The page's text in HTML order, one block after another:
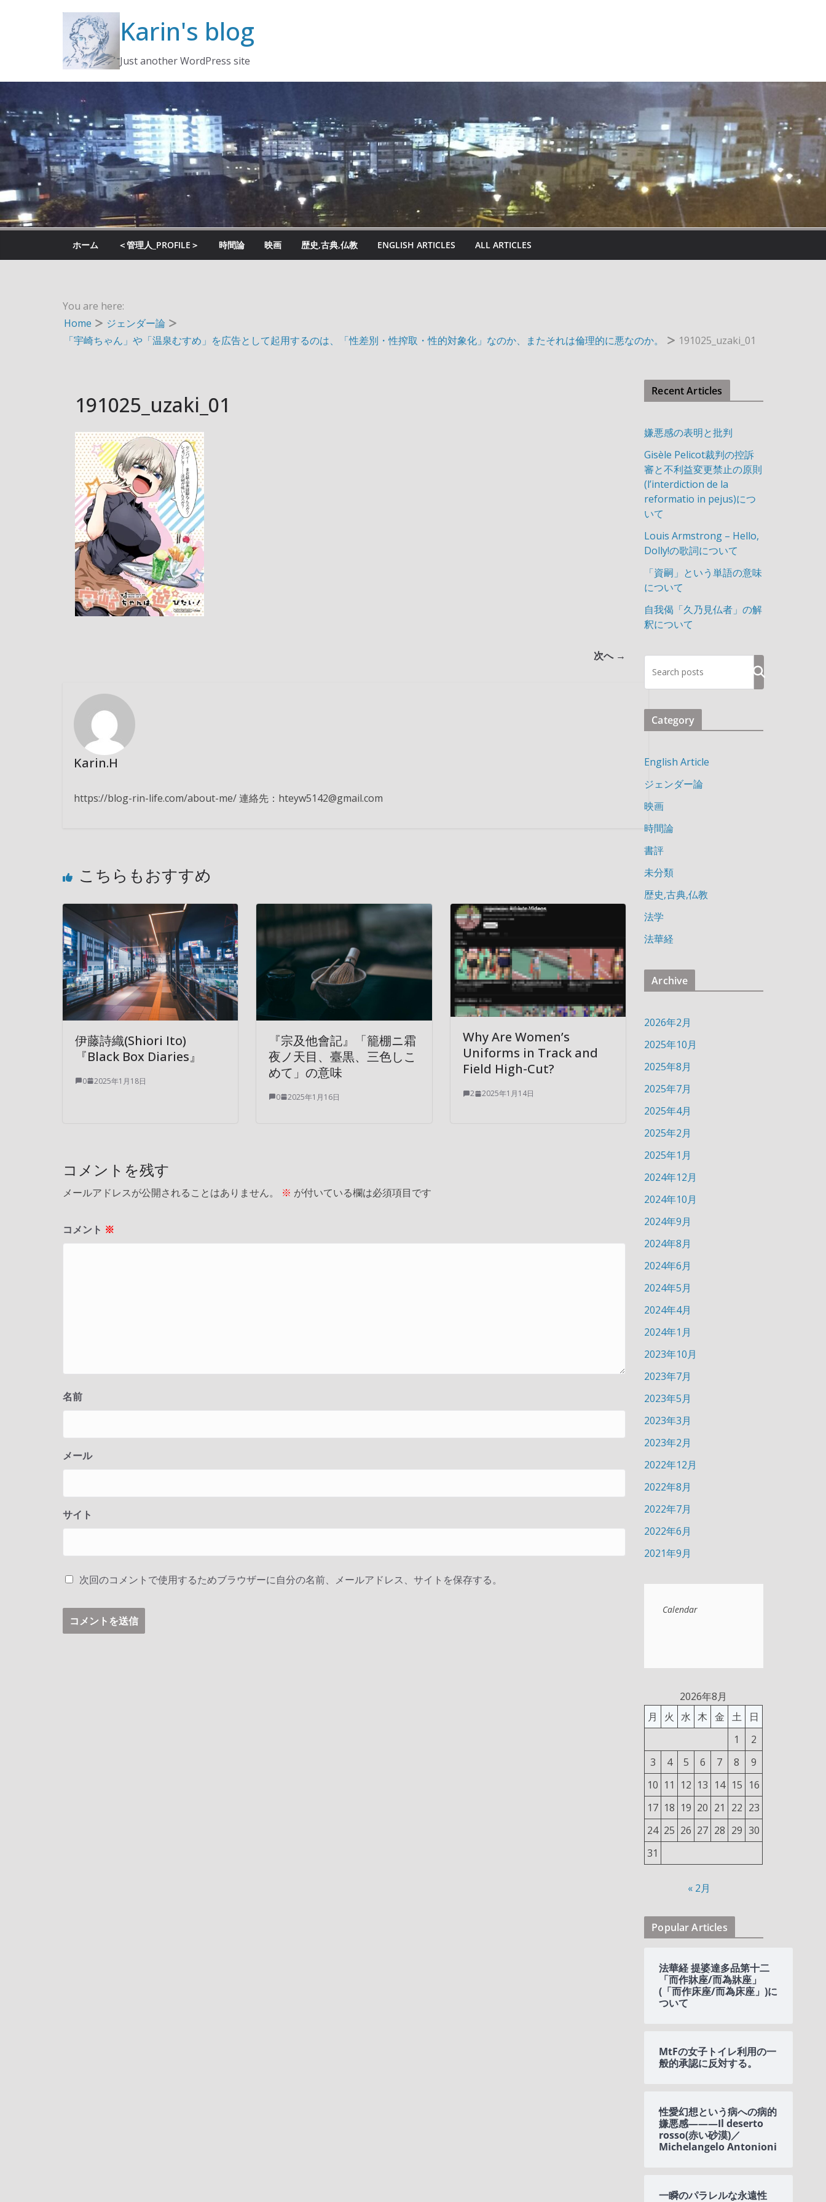
ス
キ
ッ
プ
Karin's blog
Just another WordPress site
ホーム ＜管理人_PROFILE＞ 時間論 映画 歴史,古典,仏教 ENGLISH ARTICLES ALL ARTICLES
You are here:
Home
ジェンダー論
「宇崎ちゃん」や「温泉むすめ」を広告として起用するのは、「性差別・性搾取・性的対象化」なのか、またそれは倫理的に悪なのか。
191025_uzaki_01
191025_uzaki_01
次へ →
Karin.H
https://blog-rin-life.com/about-me/ 連絡先：hteyw5142@gmail.com
こちらもおすすめ
伊藤詩織(Shiori Ito)
『Black Box Diaries』
0 2025年1月18日
『宗及他會記』「籠棚ニ霜
夜ノ天目、臺黒、三色しこ
めて」の意味
0 2025年1月16日
Why Are Women’s
Uniforms in Track and
Field High-Cut?
2 2025年1月14日
コメントを残す
メールアドレスが公開されることはありません。 ※ が付いている欄は必須項目です
コメント ※
名前
メール
サイト
次回のコメントで使用するためブラウザーに自分の名前、メールアドレス、サイトを保存する。
Recent Articles
嫌悪感の表明と批判
Gisèle Pelicot裁判の控訴
審と不利益変更禁止の原則
(l’interdiction de la
reformatio in pejus)につ
いて
Louis Armstrong – Hello,
Dolly!の歌詞について
「資嗣」という単語の意味
について
自我偈「久乃見仏者」の解
釈について
検
索
Category
English Article
ジェンダー論
映画
時間論
書評
未分類
歴史,古典,仏教
法学
法華経
Archive
2026年2月
2025年10月
2025年8月
2025年7月
2025年4月
2025年2月
2025年1月
2024年12月
2024年10月
2024年9月
2024年8月
2024年6月
2024年5月
2024年4月
2024年1月
2023年10月
2023年7月
2023年5月
2023年3月
2023年2月
2022年12月
2022年8月
2022年7月
2022年6月
2021年9月
Calendar
2026年8月
月
火 水 木 金 土
日
1
2
3
4 5 6 7 8
9
10 11 12 13 14 15 16
17 18 19 20 21 22 23
24 25 26 27 28 29 30
31
« 2月
Popular Articles
法華経 提婆達多品第十二
「而作牀座/而為牀座」
(「而作床座/而為床座」)に
ついて
MtFの女子トイレ利用の一
般的承認に反対する。
性愛幻想という病への病的
嫌悪感———Il deserto
rosso(赤い砂漠)／
Michelangelo Antonioni
一瞬のパラレルな永遠性